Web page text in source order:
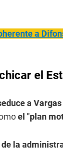
a
el
a
el "plan
la